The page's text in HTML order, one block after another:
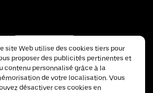
Inc.
site Web utilise des cookies tiers pour
proposer des publicités pertinentes et
contenu personnalisé grâce à la
de votre localisation. Vous
désactiver ces cookies en